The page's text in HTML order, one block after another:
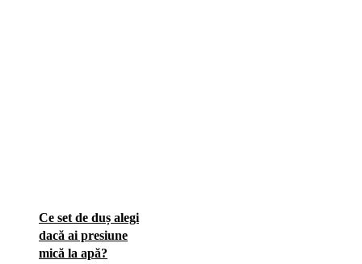
Ce set de duș alegi
dacă ai presiune
mică la apă?